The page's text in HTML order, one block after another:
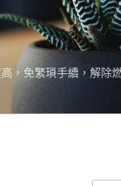
，免繁瑣手續，解除